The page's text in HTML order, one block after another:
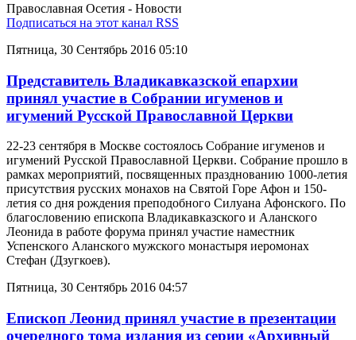
Православная Осетия - Новости
Подписаться на этот канал RSS
Пятница, 30 Сентябрь 2016 05:10
Представитель Владикавказской епархии
принял участие в Собрании игуменов и
игумений Русской Православной Церкви
22-23 сентября в Москве состоялось Собрание игуменов и
игумений Русской Православной Церкви. Собрание прошло в
рамках мероприятий, посвященных празднованию 1000-летия
присутствия русских монахов на Святой Горе Афон и 150-
летия со дня рождения преподобного Силуана Афонского. По
благословению епископа Владикавказского и Аланского
Леонида в работе форума принял участие наместник
Успенского Аланского мужского монастыря иеромонах
Стефан (Дзугкоев).
Пятница, 30 Сентябрь 2016 04:57
Епископ Леонид принял участие в презентации
очередного тома издания из серии «Архивный